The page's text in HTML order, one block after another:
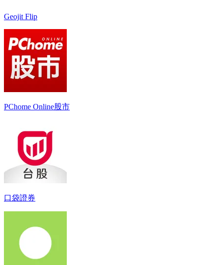
Geojit Flip
PChome Online股市
口袋證券